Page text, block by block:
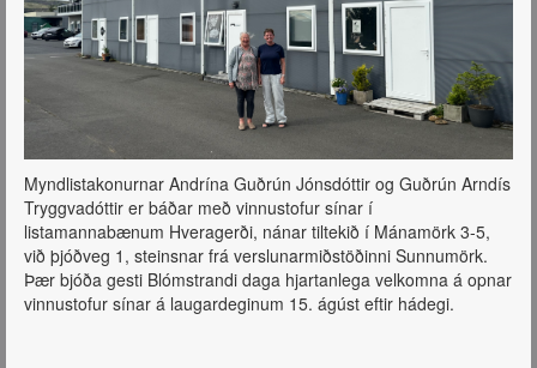
Myndlistakonurnar Andrína Guðrún Jónsdóttir og Guðrún Arndís
Tryggvadóttir er báðar með vinnustofur sínar í
listamannabænum Hveragerði, nánar tiltekið í Mánamörk 3-5,
við þjóðveg 1, steinsnar frá verslunarmiðstöðinni Sunnumörk.
Þær bjóða gesti Blómstrandi daga hjartanlega velkomna á opnar
vinnustofur sínar á laugardeginum 15. ágúst eftir hádegi.